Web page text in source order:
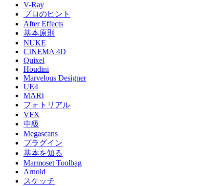
V-Ray
プロのヒント
After Effects
基本原則
NUKE
CINEMA 4D
Quixel
Houdini
Marvelous Designer
UE4
MARI
フォトリアル
VFX
中級
Megascans
プラグイン
基本を知る
Marmoset Toolbag
Arnold
スケッチ